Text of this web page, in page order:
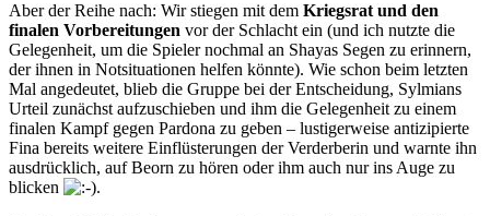
Aber der Reihe nach: Wir stiegen mit dem Kriegsrat und den
finalen Vorbereitungen vor der Schlacht ein (und ich nutzte die
Gelegenheit, um die Spieler nochmal an Shayas Segen zu erinnern,
der ihnen in Notsituationen helfen könnte). Wie schon beim letzten
Mal angedeutet, blieb die Gruppe bei der Entscheidung, Sylmians
Urteil zunächst aufzuschieben und ihm die Gelegenheit zu einem
finalen Kampf gegen Pardona zu geben – lustigerweise antizipierte
Fina bereits weitere Einflüsterungen der Verderberin und warnte ihn
ausdrücklich, auf Beorn zu hören oder ihm auch nur ins Auge zu
blicken
.